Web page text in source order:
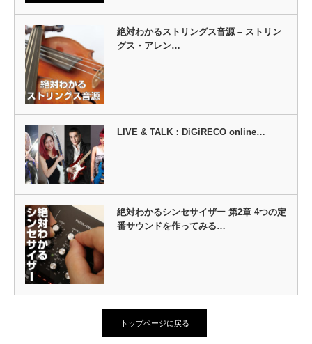
絶対わかるストリングス音源 – ストリン
グス・アレン…
LIVE & TALK：DiGiRECO online…
絶対わかるシンセサイザー 第2章 4つの定
番サウンドを作ってみる…
トップページに戻る